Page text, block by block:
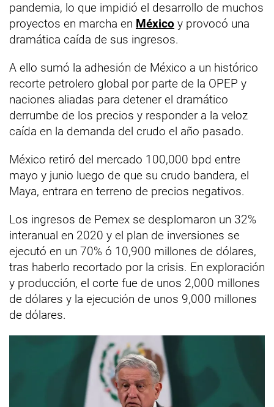
pandemia, lo que impidió el desarrollo de muchos
proyectos en marcha en México y provocó una
dramática caída de sus ingresos.
A ello sumó la adhesión de México a un histórico
recorte petrolero global por parte de la OPEP y
naciones aliadas para detener el dramático
derrumbe de los precios y responder a la veloz
caída en la demanda del crudo el año pasado.
México retiró del mercado 100,000 bpd entre
mayo y junio luego de que su crudo bandera, el
Maya, entrara en terreno de precios negativos.
Los ingresos de Pemex se desplomaron un 32%
interanual en 2020 y el plan de inversiones se
ejecutó en un 70% ó 10,900 millones de dólares,
tras haberlo recortado por la crisis. En exploración
y producción, el corte fue de unos 2,000 millones
de dólares y la ejecución de unos 9,000 millones
de dólares.